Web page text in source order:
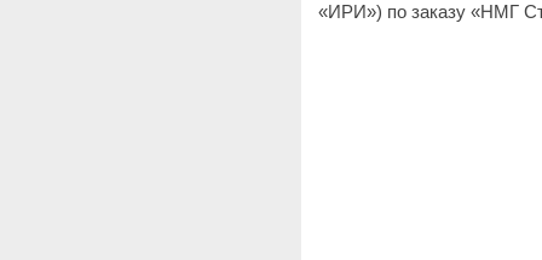
«‎ИРИ»‎) по заказу «НМГ